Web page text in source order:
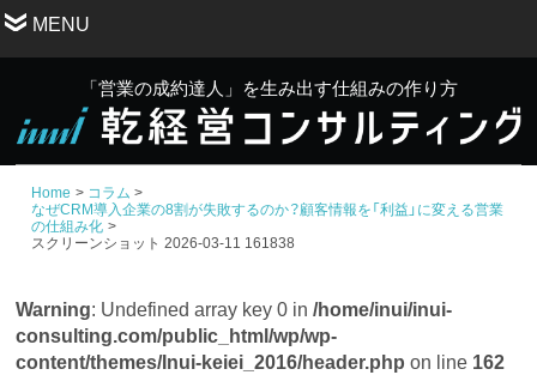
MENU
「営業の成約達人」を生み出す仕組みの作り方
Home
コラム
なぜCRM導入企業の8割が失敗するのか？顧客情報を「利益」に変える営業
の仕組み化
スクリーンショット 2026-03-11 161838
Warning : Undefined array key 0 in/home/inui/inui-
consulting.com/public_html/wp/wp-
content/themes/Inui-keiei_2016/header.php on line 162